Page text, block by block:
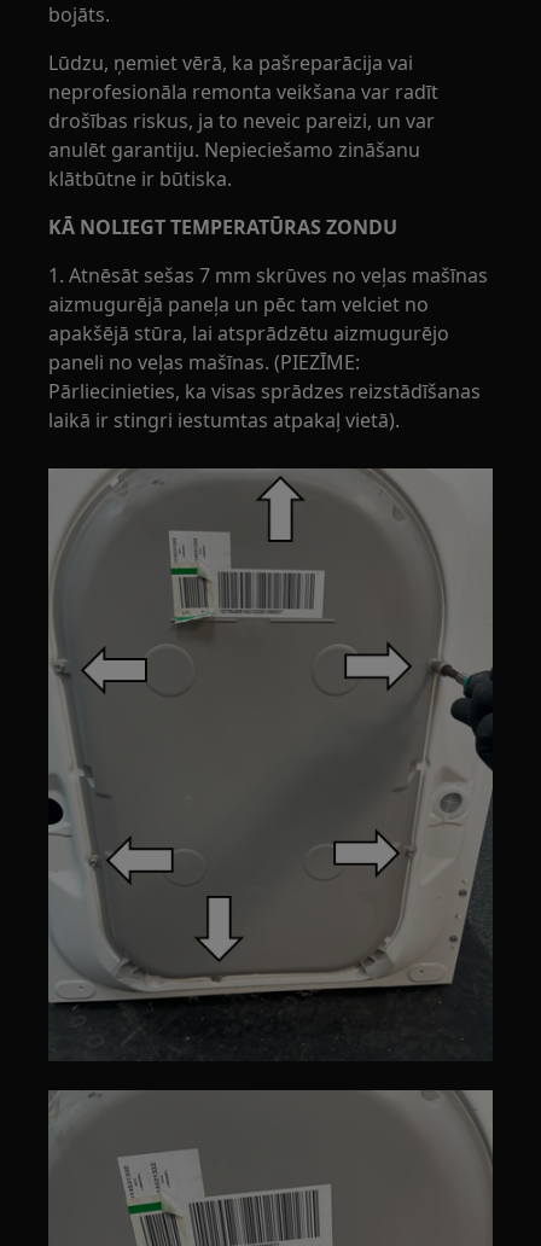
bojāts.
Lūdzu, ņemiet vērā, ka pašreparācija vai
neprofesionāla remonta veikšana var radīt
drošības riskus, ja to neveic pareizi, un var
anulēt garantiju. Nepieciešamo zināšanu
klātbūtne ir būtiska.
KĀ NOLIEGT TEMPERATŪRAS ZONDU
1. Atnēsāt sešas 7 mm skrūves no veļas mašīnas
aizmugurējā paneļa un pēc tam velciet no
apakšējā stūra, lai atsprādzētu aizmugurējo
paneli no veļas mašīnas. (PIEZĪME:
Pārliecinieties, ka visas sprādzes reizstādīšanas
laikā ir stingri iestumtas atpakaļ vietā).